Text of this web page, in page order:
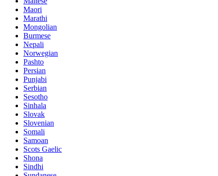
Maori
Marathi
Mongolian
Burmese
Nepali
Norwegian
Pashto
Persian
Punjabi
Serbian
Sesotho
Sinhala
Slovak
Slovenian
Somali
Samoan
Scots Gaelic
Shona
Sindhi